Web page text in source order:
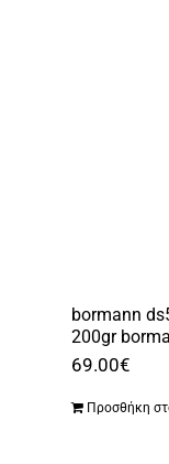
bormann
200gr
69.00€
Προσθήκη